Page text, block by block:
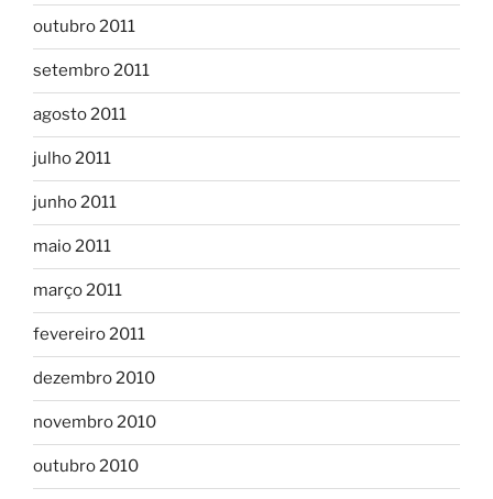
outubro 2011
setembro 2011
agosto 2011
julho 2011
junho 2011
maio 2011
março 2011
fevereiro 2011
dezembro 2010
novembro 2010
outubro 2010